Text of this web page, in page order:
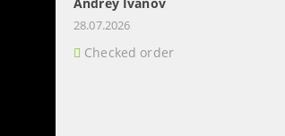
28.07.2026
Checked order